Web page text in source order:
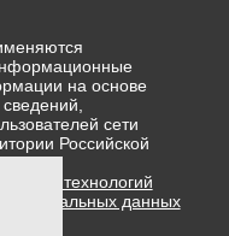
на основе
сети
Российской
технологий
данных